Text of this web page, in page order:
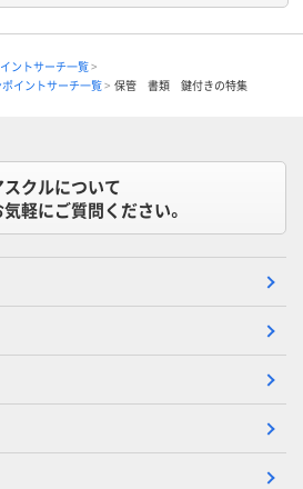
ントサーチ一覧
イントサーチ一覧
保管 書類 鍵付きの特集
スクルについて
気軽にご質問ください。